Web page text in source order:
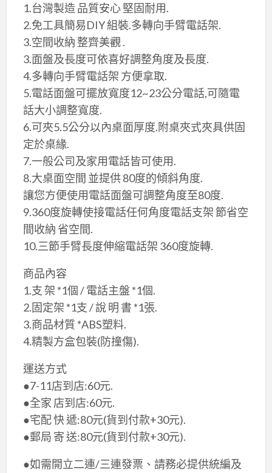
1.台灣製造 品質安心 堅固耐用.
2.免工具簡易DIY 組裝.多轉向手臂電話架.
3.空間收納 整齊美觀 .
3.面盤及長度可依喜好調整角度及長度.
4.多轉向手臂電話架 方便拿取.
5.電話面盤可擺放寬度12~23公分電話,可隨電
話大小調整寬度.
6.可夾5.5公分以內桌面厚度.附桌夾式夾具供固
定於桌緣.
7.一般公司及家用電話皆可使用.
8.大桌面空間 並提供 80度的傾斜角度.
讓您方便使用電話面盤可調整角度至80度.
9.360度旋轉使接電話任何角度電話支架 節省空
間收納 省空間.
​10.三節手臂長度伸縮電話架 360度旋轉.
​商品內容
1.支 架 *1個 / 電話主盤 *1個.
2.固定架 *1支 / 說 明 書 *1張.
3.商品材質 *ABS塑料.
4.精製方盒包裝(防撞傷).
​運送方式
●7-11店到店:60元.
●全家 店到店:60元.
●宅配 快 遞:80元(貨到付款+30元).
​●郵局 寄 送:80元(貨到付款+30元).
●如需開立二連/三連發票、請務必提供統編及